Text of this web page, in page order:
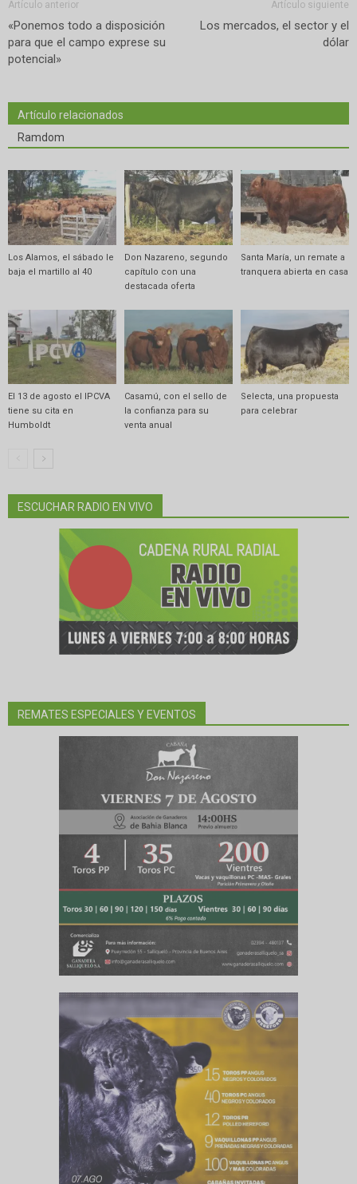
Artículo anterior
«Ponemos todo a disposición
para que el campo exprese su
potencial»
Artículo siguiente
Los mercados, el sector y el
dólar
Artículo relacionados
Ramdom
Los Alamos, el sábado le
baja el martillo al 40
Don Nazareno, segundo
capítulo con una
destacada oferta
Santa María, un remate a
tranquera abierta en casa
El 13 de agosto el IPCVA
tiene su cita en
Humboldt
Casamú, con el sello de
la confianza para su
venta anual
Selecta, una propuesta
para celebrar
ESCUCHAR RADIO EN VIVO
REMATES ESPECIALES Y EVENTOS